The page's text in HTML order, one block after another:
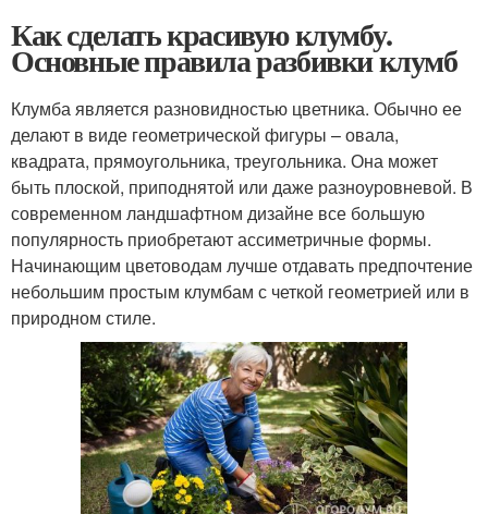
Как сделать красивую клумбу.
Основные правила разбивки клумб
Клумба является разновидностью цветника. Обычно ее
делают в виде геометрической фигуры – овала,
квадрата, прямоугольника, треугольника. Она может
быть плоской, приподнятой или даже разноуровневой. В
современном ландшафтном дизайне все большую
популярность приобретают ассиметричные формы.
Начинающим цветоводам лучше отдавать предпочтение
небольшим простым клумбам с четкой геометрией или в
природном стиле.